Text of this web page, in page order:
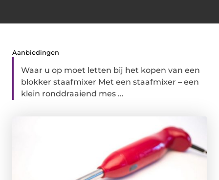
Aanbiedingen
Waar u op moet letten bij het kopen van een
blokker staafmixer Met een staafmixer – een
klein ronddraaiend mes ...